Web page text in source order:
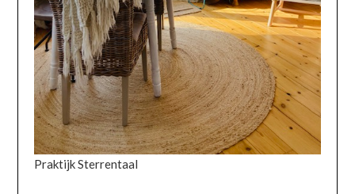
Praktijk Sterrentaal